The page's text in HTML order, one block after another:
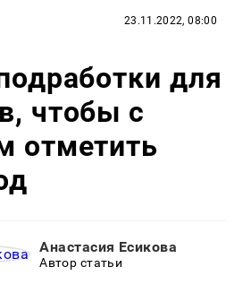
23.11.2022, 08:00
для
чтобы с
отметить
Анастасия Есикова
Автор статьи